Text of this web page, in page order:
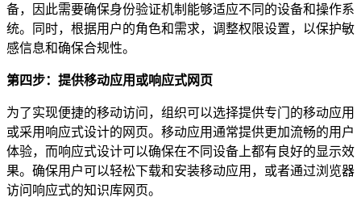
备，因此需要确保身份验证机制能够适应不同的设备和操作系
统。同时，根据用户的角色和需求，调整权限设置，以保护敏
感信息和确保合规性。
第四步：提供移动应用或响应式网页
为了实现便捷的移动访问，组织可以选择提供专门的移动应用
或采用响应式设计的网页。移动应用通常提供更加流畅的用户
体验，而响应式设计可以确保在不同设备上都有良好的显示效
果。确保用户可以轻松下载和安装移动应用，或者通过浏览器
访问响应式的知识库网页。